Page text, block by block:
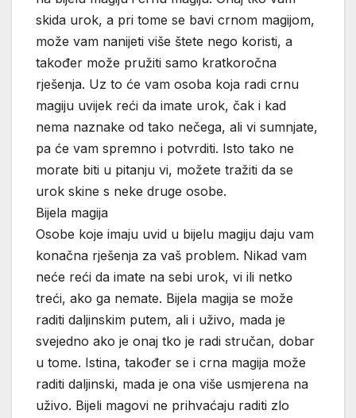
skida urok, a pri tome se bavi crnom magijom,
može vam nanijeti više štete nego koristi, a
također može pružiti samo kratkoročna
rješenja. Uz to će vam osoba koja radi crnu
magiju uvijek reći da imate urok, čak i kad
nema naznake od tako nečega, ali vi sumnjate,
pa će vam spremno i potvrditi. Isto tako ne
morate biti u pitanju vi, možete tražiti da se
urok skine s neke druge osobe.
Bijela magija
Osobe koje imaju uvid u bijelu magiju daju vam
konačna rješenja za vaš problem. Nikad vam
neće reći da imate na sebi urok, vi ili netko
treći, ako ga nemate. Bijela magija se može
raditi daljinskim putem, ali i uživo, mada je
svejedno ako je onaj tko je radi stručan, dobar
u tome. Istina, također se i crna magija može
raditi daljinski, mada je ona više usmjerena na
uživo. Bijeli magovi ne prihvaćaju raditi zlo